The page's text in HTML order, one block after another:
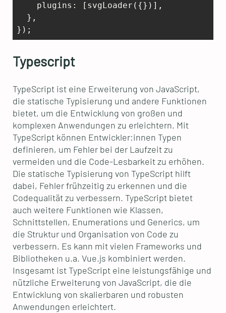
plugins : [svgLoader({})],
  },
Typescript
TypeScript ist eine Erweiterung von JavaScript,
die statische Typisierung und andere Funktionen
bietet, um die Entwicklung von großen und
komplexen Anwendungen zu erleichtern. Mit
TypeScript können Entwickler:innen Typen
definieren, um Fehler bei der Laufzeit zu
vermeiden und die Code-Lesbarkeit zu erhöhen.
Die statische Typisierung von TypeScript hilft
dabei, Fehler frühzeitig zu erkennen und die
Codequalität zu verbessern. TypeScript bietet
auch weitere Funktionen wie Klassen,
Schnittstellen, Enumerations und Generics, um
die Struktur und Organisation von Code zu
verbessern. Es kann mit vielen Frameworks und
Bibliotheken u.a. Vue.js kombiniert werden.
Insgesamt ist TypeScript eine leistungsfähige und
nützliche Erweiterung von JavaScript, die die
Entwicklung von skalierbaren und robusten
Anwendungen erleichtert.